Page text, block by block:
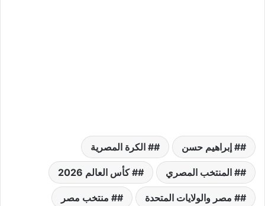
# إبراهيم حسن # الكرة المصرية
# المنتخب المصري # كأس العالم 2026
# مصر والولايات المتحدة # منتخب مصر